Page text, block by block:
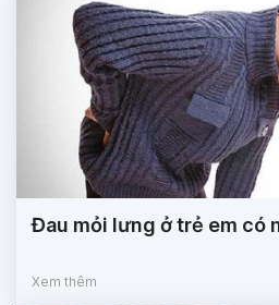
Đau mỏi lưng ở trẻ em có
Xem thêm